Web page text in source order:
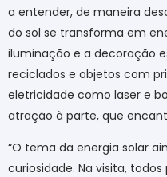
a entender, de maneira
do sol se transforma em
iluminação e a decoração
reciclados e objetos com
eletricidade como laser e
atração à parte, que
“O tema da energia solar
curiosidade. Na visita,